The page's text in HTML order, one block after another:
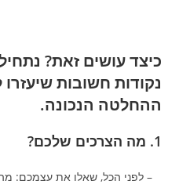
כיצד עושים זאת?
נקודות חשובות
ההחלטה הנכונה.
1. מה הצרכים שלכם?
– לפני הכל, שאלו את עצמכם: